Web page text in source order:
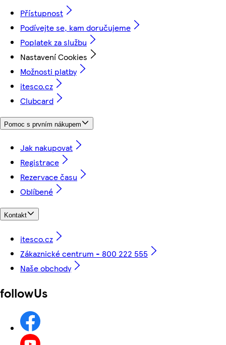
Přístupnost
Podívejte se, kam doručujeme
Poplatek za službu
Nastavení Cookies
Možnosti platby
itesco.cz
Clubcard
Pomoc s prvním nákupem
Jak nakupovat
Registrace
Rezervace času
Oblíbené
Kontakt
itesco.cz
Zákaznické centrum - 800 222 555
Naše obchody
followUs